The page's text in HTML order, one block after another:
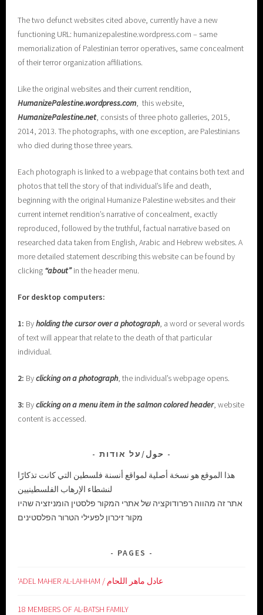
The two defunct websites cited above, currently have a new
functioning URL: humanizepalestine.wordpress.com – same
memorialization of Palestinian terror operatives, same concealment
of their terror organization affiliations.
Like the original websites and their current rendition,
HumanizePalestine.wordpress.com, this website,
HumanizePalestine.net, consists of three photo galleries, 2015,
2014, 2013. The photographs, with one exception, are Palestinians
who died during those three years.
Each photograph is linked to a webpage that contains both text and
photos that tell the story of that individual’s life and death,
beginning with the original Humanize Palestine websites and their
current internet rendition’s narrative of concealment, exactly
reproduced, followed by the truthful, factual narrative based on
researched data taken from English, Arabic and Hebrew websites. A
more detailed statement describing this website can be found by
clicking “about”in the header menu.
For desktop computers:
1: Byholding the cursor over a photograph, a word or several words
of text will appear that relate to the death of that particular
individual.
2: Byclicking on a photograph, the individual’s webpage opens.
3: Byclicking on a menu item in the salmon colored header, website
content is accessed.
حول/על אודות
هذا الموقع هو نسخة أصلية لمواقع أنسنة فلسطين التي كانت تذكارًا
لنشطاء الإرهاب الفلسطينيين
אתר זה מהווה רפרודוקציה של אתרי המקור פלסטין הומניזציה שהיו
מקור זיכרון לפעילי הטרור הפלסטינים
PAGES
‘ADEL MAHER AL-LAHHAM / عادل ماهر اللحام
18 MEMBERS OF AL-BATSH FAMILY